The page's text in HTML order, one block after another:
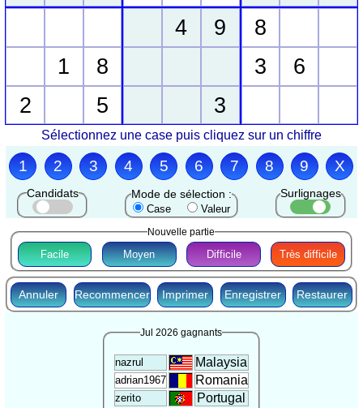
Annuler Recommencer Imprimer Enregistrer Restaurer
Jul 2026 gagnants
nazrul Malaysia
adrian1967 Romania
zerito Portugal
1
8
2
5
4 9
3
8
3
6
Sélectionnez une case puis cliquez sur un chiffre
1 2 3 4 5 6 7 8 9 X
Candidats Mode de sélection :
Case Valeur
Surlignages
Nouvelle partie
Facile Moyen Difficile Très difficile